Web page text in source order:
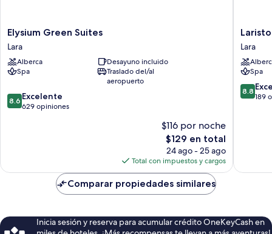
Elysium
Green
Suites
Lara
Elysium Green Suites
Lara
Alberca
Desayuno incluido
Spa
Traslado del/al
aeropuerto
8.6
de
8.6 Excelente
629 opiniones
$116 por noche
El
precio
actual
es
de
$129
$129 en total
24 ago - 25 ago
Total con impuestos y cargos
Suite
Spa
Hotel
Lara
Lara
Spa
8.8
de
8.8
189
Comparar propiedades similares
Inicia sesión y reserva para acumular crédito OneKeyCash en